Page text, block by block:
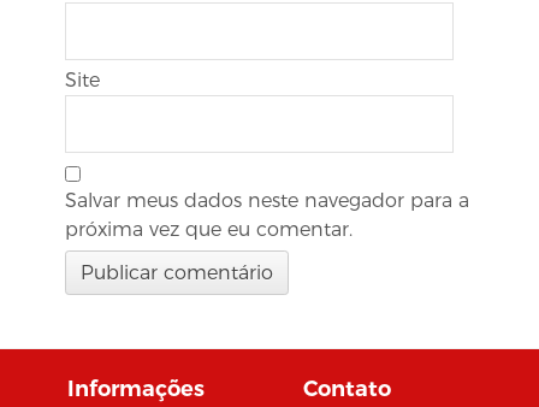
Site
Salvar meus dados neste navegador para a
próxima vez que eu comentar.
Informações Contato